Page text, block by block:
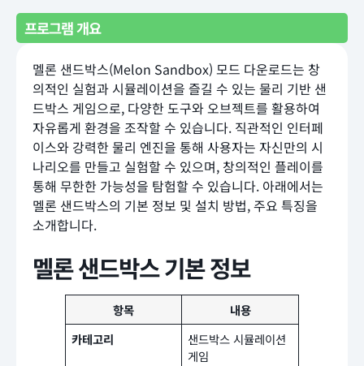
프로그램 개요
멜론 샌드박스(Melon Sandbox) 모드 다운로드는 창
의적인 실험과 시뮬레이션을 즐길 수 있는 물리 기반 샌
드박스 게임으로, 다양한 도구와 오브젝트를 활용하여
자유롭게 환경을 조작할 수 있습니다. 직관적인 인터페
이스와 강력한 물리 엔진을 통해 사용자는 자신만의 시
나리오를 만들고 실험할 수 있으며, 창의적인 플레이를
통해 무한한 가능성을 탐험할 수 있습니다. 아래에서는
멜론 샌드박스의 기본 정보 및 설치 방법, 주요 특징을
소개합니다.
멜론 샌드박스 기본 정보
항목
내용
카테고리
샌드박스 시뮬레이션
게임